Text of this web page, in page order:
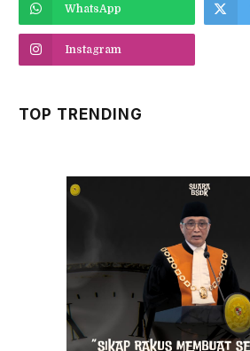
WhatsApp
Instagram
TOP TRENDING